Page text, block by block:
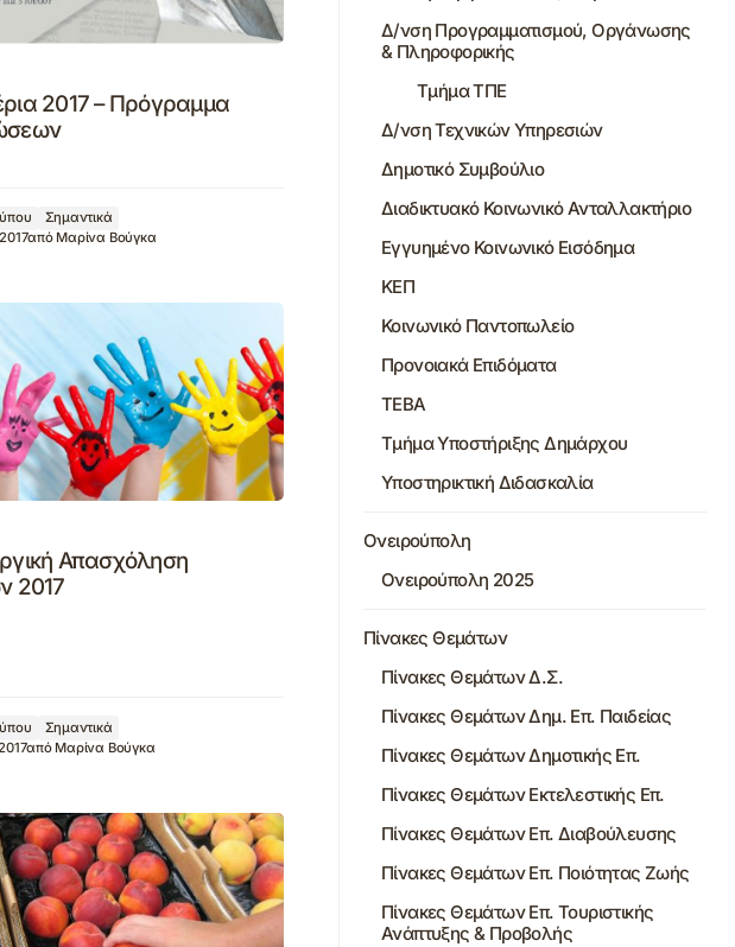
2017 – Πρόγραμμα
Σημαντικά
από Μαρίνα Βούγκα
Απασχόληση
2017
Σημαντικά
από Μαρίνα Βούγκα
Δ/νση Προγραμματισμού, Οργάνωσης
& Πληροφορικής
Τμήμα ΤΠΕ
Δ/νση Τεχνικών Υπηρεσιών
Δημοτικό Συμβούλιο
Διαδικτυακό Κοινωνικό Ανταλλακτήριο
Εγγυημένο Κοινωνικό Εισόδημα
ΚΕΠ
Κοινωνικό Παντοπωλείο
Προνοιακά Επιδόματα
ΤΕΒΑ
Τμήμα Υποστήριξης Δημάρχου
Υποστηρικτική Διδασκαλία
Ονειρούπολη
Ονειρούπολη 2025
Πίνακες Θεμάτων
Πίνακες Θεμάτων Δ.Σ.
Πίνακες Θεμάτων Δημ. Επ. Παιδείας
Πίνακες Θεμάτων Δημοτικής Επ.
Πίνακες Θεμάτων Εκτελεστικής Επ.
Πίνακες Θεμάτων Επ. Διαβούλευσης
Πίνακες Θεμάτων Επ. Ποιότητας Ζωής
Πίνακες Θεμάτων Επ. Τουριστικής
Ανάπτυξης & Προβολής